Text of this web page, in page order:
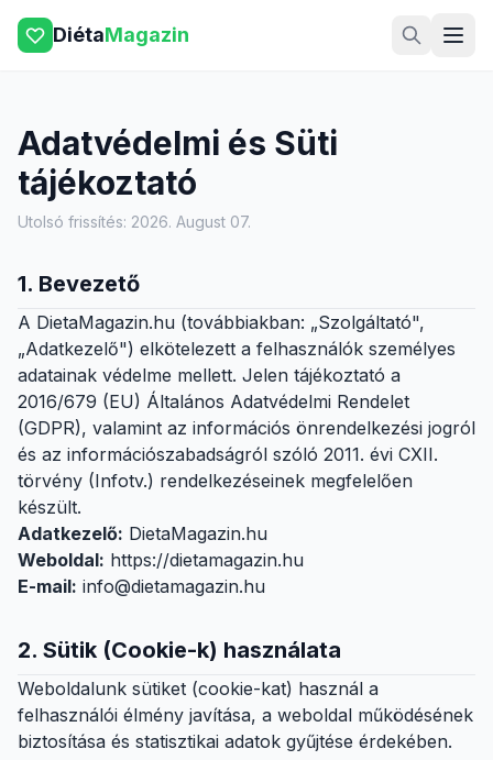
DiétaMagazin
Adatvédelmi és Süti
tájékoztató
Utolsó frissítés: 2026. August 07.
1. Bevezető
A DietaMagazin.hu (továbbiakban: „Szolgáltató",
„Adatkezelő") elkötelezett a felhasználók személyes
adatainak védelme mellett. Jelen tájékoztató a
2016/679 (EU) Általános Adatvédelmi Rendelet
(GDPR), valamint az információs önrendelkezési jogról
és az információszabadságról szóló 2011. évi CXII.
törvény (Infotv.) rendelkezéseinek megfelelően
készült.
Adatkezelő: DietaMagazin.hu
Weboldal: https://dietamagazin.hu
E-mail: info@dietamagazin.hu
2. Sütik (Cookie-k) használata
Weboldalunk sütiket (cookie-kat) használ a
felhasználói élmény javítása, a weboldal működésének
biztosítása és statisztikai adatok gyűjtése érdekében.